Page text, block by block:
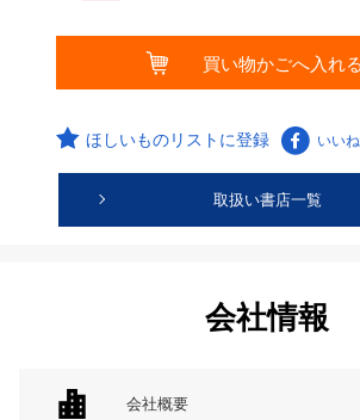
ほしいものリストに登録 いいね
取扱い書店一覧
会社情報
会社概要